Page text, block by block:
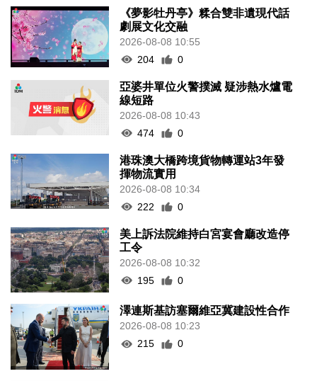
《夢影牡丹亭》糅合雙非遺現代話
劇展文化交融
2026-08-08 10:55
204
0
亞婆井單位火警撲滅 疑涉熱水爐電
線短路
2026-08-08 10:43
474
0
港珠澳大橋跨境貨物轉運站3年發
揮物流實用
2026-08-08 10:34
222
0
美上訴法院維持白宮宴會廳改造停
工令
2026-08-08 10:32
195
0
澤連斯基訪塞爾維亞冀建設性合作
2026-08-08 10:23
215
0